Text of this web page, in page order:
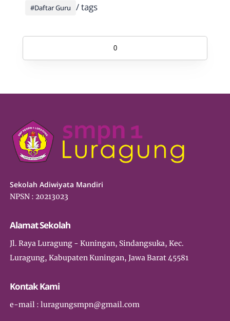
/ tags
#Daftar Guru
0
Sekolah Adiwiyata Mandiri
NPSN : 20213023
Alamat Sekolah
Jl. Raya Luragung - Kuningan, Sindangsuka, Kec.
Luragung, Kabupaten Kuningan, Jawa Barat 45581
Kontak Kami
e-mail : luragungsmpn@gmail.com